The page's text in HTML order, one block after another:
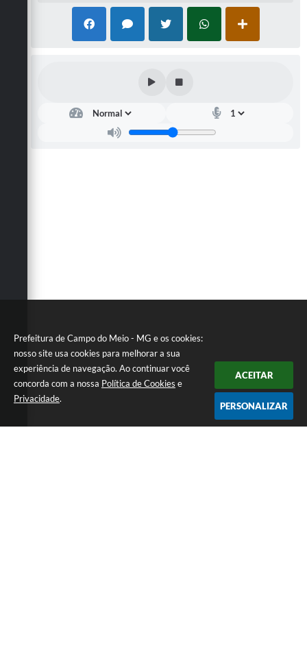
Prefeitura de Campo do Meio - MG e os cookies:
nosso site usa cookies para melhorar a sua
experiência de navegação. Ao continuar você
concorda com a nossa Política de Cookies e
Privacidade.
ACEITAR
PERSONALIZAR